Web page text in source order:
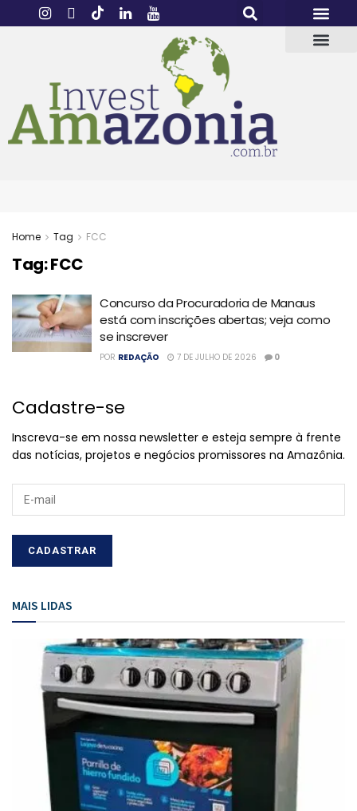
Home Tag FCC
Tag:FCC
Concurso da Procuradoria de Manaus
está com inscrições abertas; veja como
se inscrever
POR REDAÇÃO 7 DE JULHO DE 2026 0
Cadastre-se
Inscreva-se em nossa newsletter e esteja sempre à frente
das notícias, projetos e negócios promissores na Amazônia.
MAIS LIDAS